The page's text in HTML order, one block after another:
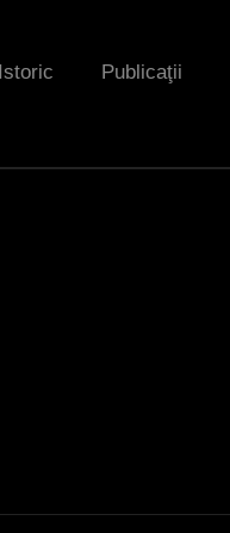
Istoric Publicaţii